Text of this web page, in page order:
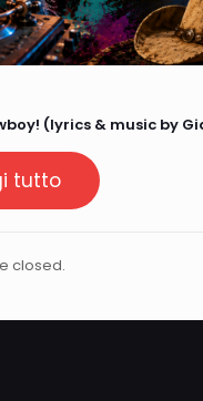
(lyrics & music by
tutto
closed.